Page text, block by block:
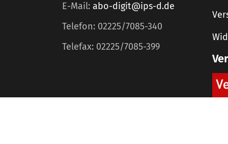
E-Mail: abo-digit@ips-d.de
Telefon: 02225/7085-340
Telefax: 02225/7085-399